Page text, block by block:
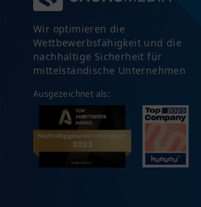
Wir optimieren die
Wettbewerbsfähigkeit und die
nachhaltige Sicherheit für
mittelständische Unternehmen
Ausgezeichnet als: